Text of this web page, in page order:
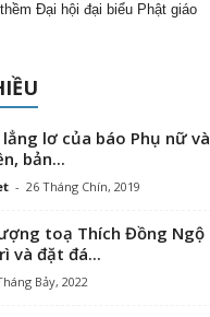
Đại hội đại biểu Phật giáo
lơ của báo Phụ nữ và
bản...
- 26 Tháng Chín, 2019
toạ Thích Đồng Ngộ
và đặt đá...
Bảy, 2022